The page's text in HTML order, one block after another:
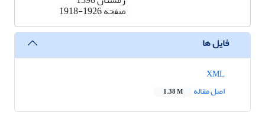
صفحه1918-1926
فایل ها
اصل مقاله
1.38 M